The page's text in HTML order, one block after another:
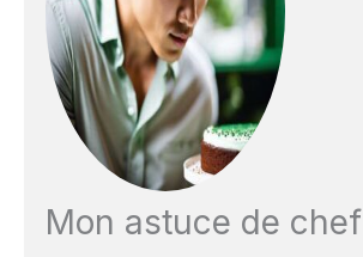
Mon astuce de chef